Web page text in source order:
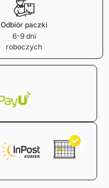
Odbiór paczki
6-9 dni
roboczych